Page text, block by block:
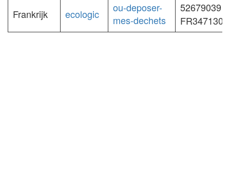
Frankrijk ecologic
ou-deposer-
mes-dechets
52679039 (